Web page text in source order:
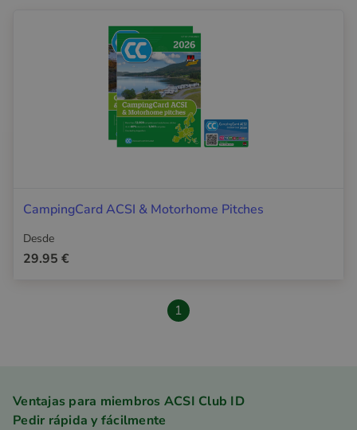
CampingCard ACSI & Motorhome Pitches
Desde
29.95 €
1
Ventajas para miembros ACSI Club ID
Pedir rápida y fácilmente